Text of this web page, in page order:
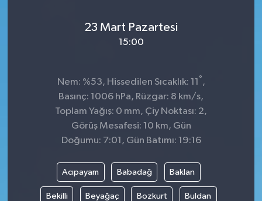
23 Mart Pazartesi
15:00
Nem: %53, Hissedilen Sıcaklık: 11 ° ,
Basınç: 1006 hPa, Rüzgar: 8 km/s,
Toplam Yağış: 0 mm, Çiy Noktası: 2,
Görüş Mesafesi: 10 km, Gün
Doğumu: 7:01, Gün Batımı: 19:16
Acıpayam Babadağ Baklan
Bekilli Beyağaç Bozkurt Buldan